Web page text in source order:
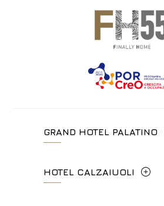
GRAND HOTEL PALATINO
+39 06 4814927
HOTEL CALZAIUOLI